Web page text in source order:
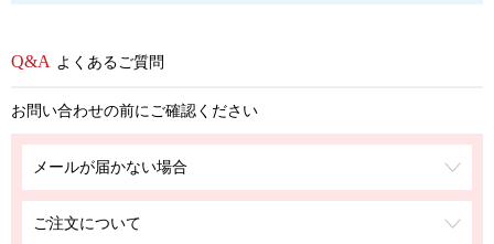
よくあるご質問
お問い合わせの前にご確認ください
メールが届かない場合
ご注文について